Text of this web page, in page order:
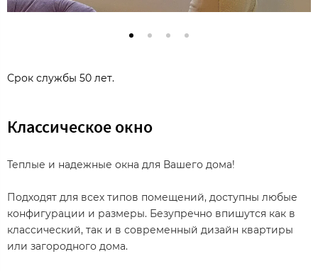
Срок службы 50 лет.
Классическое окно
Теплые и надежные окна для Вашего дома!
Подходят для всех типов помещений, доступны любые
конфигурации и размеры. Безупречно впишутся как в
классический, так и в современный дизайн квартиры
или загородного дома.